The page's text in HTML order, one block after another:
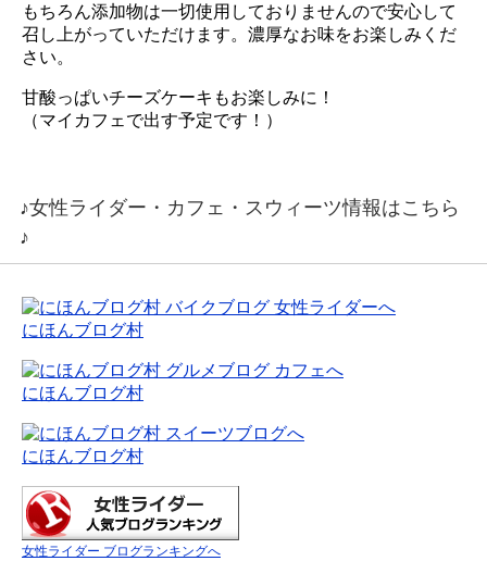
もちろん添加物は一切使用しておりませんので安心して
召し上がっていただけます。濃厚なお味をお楽しみくだ
さい。
甘酸っぱいチーズケーキもお楽しみに！
（マイカフェで出す予定です！）
♪女性ライダー・カフェ・スウィーツ情報はこちら
♪
にほんブログ村
にほんブログ村
にほんブログ村
女性ライダー ブログランキングへ